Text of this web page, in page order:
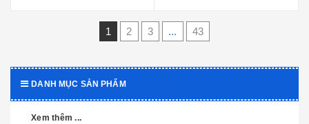
1 2 3 ... 43
DANH MỤC SẢN PHẨM
Xem thêm ...